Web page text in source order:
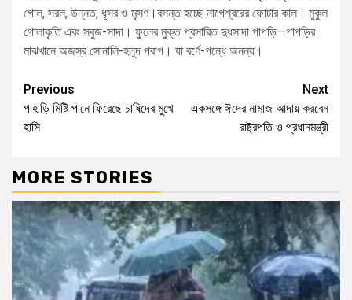
গোল, সরল, উন্নত, ধূসর ও মৃসণ।বসন্ত হচ্ছে নাগেশ্বরের ফোটার কাল। মুকুল
গোলাকৃতি এবং সবুজ-সাদা। ফুলের মুক্ত প্রসারিত দুধসাদা পাপড়ি—পাপড়ির
মাঝখানে অজস্র সোনালি-হলুদ পরাগ। যা বর্ণে-গন্ধে অনন্য।
Previous
পাহাড়ি মিষ্টি পানে ফিরেছে চাষিদের মুখে
হাসি
Next
একসঙ্গে ঈদের নামাজ আদায় করবেন
রাষ্ট্রপতি ও প্রধানমন্ত্রী
MORE STORIES